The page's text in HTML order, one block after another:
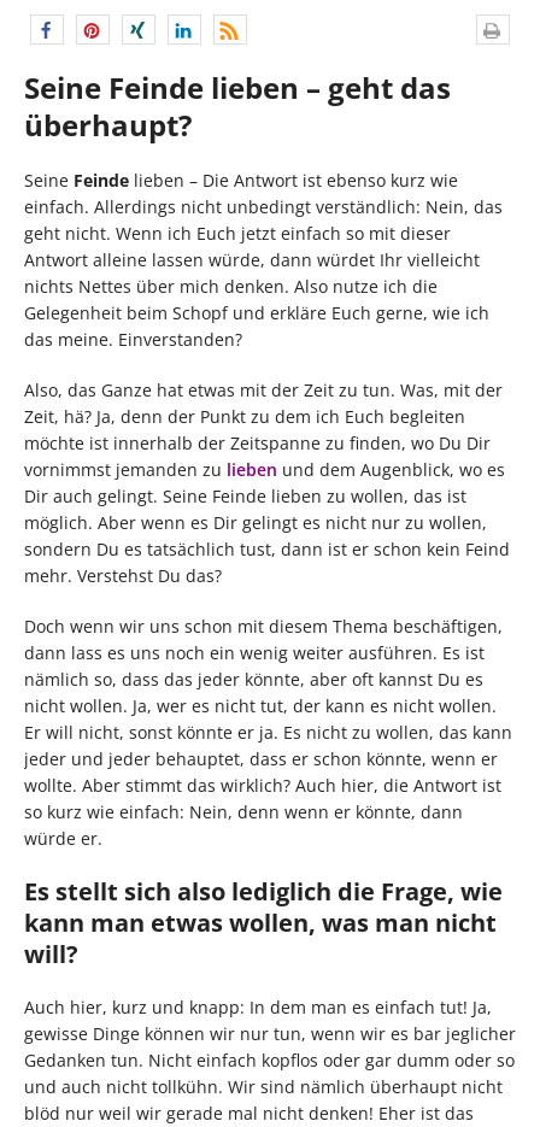
Seine Feinde lieben – geht das
überhaupt?
Seine Feinde lieben – Die Antwort ist ebenso kurz wie
einfach. Allerdings nicht unbedingt verständlich: Nein, das
geht nicht. Wenn ich Euch jetzt einfach so mit dieser
Antwort alleine lassen würde, dann würdet Ihr vielleicht
nichts Nettes über mich denken. Also nutze ich die
Gelegenheit beim Schopf und erkläre Euch gerne, wie ich
das meine. Einverstanden?
Also, das Ganze hat etwas mit der Zeit zu tun. Was, mit der
Zeit, hä? Ja, denn der Punkt zu dem ich Euch begleiten
möchte ist innerhalb der Zeitspanne zu finden, wo Du Dir
vornimmst jemanden zu lieben und dem Augenblick, wo es
Dir auch gelingt. Seine Feinde lieben zu wollen, das ist
möglich. Aber wenn es Dir gelingt es nicht nur zu wollen,
sondern Du es tatsächlich tust, dann ist er schon kein Feind
mehr. Verstehst Du das?
Doch wenn wir uns schon mit diesem Thema beschäftigen,
dann lass es uns noch ein wenig weiter ausführen. Es ist
nämlich so, dass das jeder könnte, aber oft kannst Du es
nicht wollen. Ja, wer es nicht tut, der kann es nicht wollen.
Er will nicht, sonst könnte er ja. Es nicht zu wollen, das kann
jeder und jeder behauptet, dass er schon könnte, wenn er
wollte. Aber stimmt das wirklich? Auch hier, die Antwort ist
so kurz wie einfach: Nein, denn wenn er könnte, dann
würde er.
Es stellt sich also lediglich die Frage, wie
kann man etwas wollen, was man nicht
will?
Auch hier, kurz und knapp: In dem man es einfach tut! Ja,
gewisse Dinge können wir nur tun, wenn wir es bar jeglicher
Gedanken tun. Nicht einfach kopflos oder gar dumm oder so
und auch nicht tollkühn. Wir sind nämlich überhaupt nicht
blöd nur weil wir gerade mal nicht denken! Eher ist das